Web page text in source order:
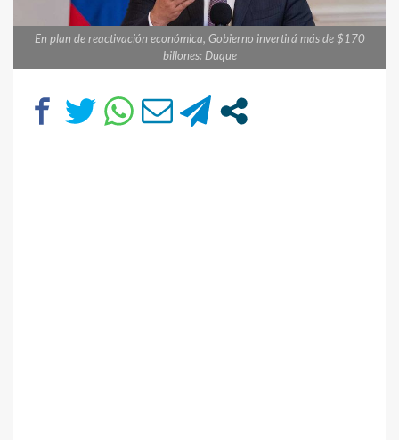
En plan de reactivación económica, Gobierno invertirá más de $170
billones: Duque